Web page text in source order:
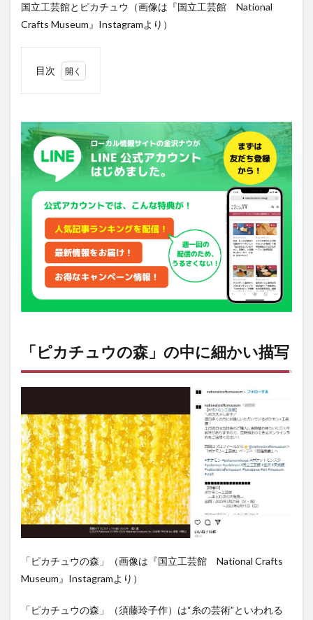
国立工芸館とピカチュウ（画像は『国立工芸館 National
Crafts Museum』Instagramより）
目次
ュウ
の
森」
の中
に細
かい
描写
【公
も認
イー
ブイ
進化
3
話題
の
羅万
象ポ
ケモ
ン
壺」
を動
画で
紹介
4
イベ
詳細
「ピカチュウの森」の中に細かい描写
「ピカチュウの森」（画像は『国立工芸館 National Crafts
Museum』Instagramより）
「ピカチュウの森」（須藤玲子作）は“糸の芸術”といわれる